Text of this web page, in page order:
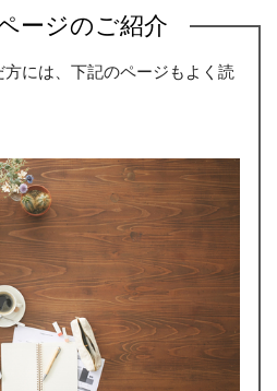
ージのご紹介
には、下記のページもよく読